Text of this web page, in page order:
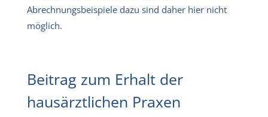
Abrechnungsbeispiele dazu sind daher hier nicht
möglich.
Beitrag zum Erhalt der
hausärztlichen Praxen